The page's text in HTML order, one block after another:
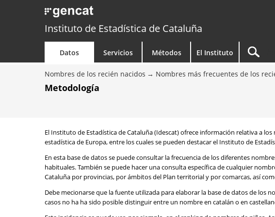
Instituto de Estadística de Cataluña
Datos Servicios Métodos El Instituto
Nombres de los recién nacidos Nombres más frecuentes de los
Metodología
El Instituto de Estadística de Cataluña (Idescat) ofrece información relativa a
estadística de Europa, entre los cuales se pueden destacar el Instituto de
En esta base de datos se puede consultar la frecuencia de los diferentes
habituales. También se puede hacer una consulta específica de cualquier
Cataluña por provincias, por ámbitos del Plan territorial y por comarcas, así
Debe mecionarse que la fuente utilizada para elaborar la base de datos de los
casos no ha ha sido posible distinguir entre un nombre en catalán o en